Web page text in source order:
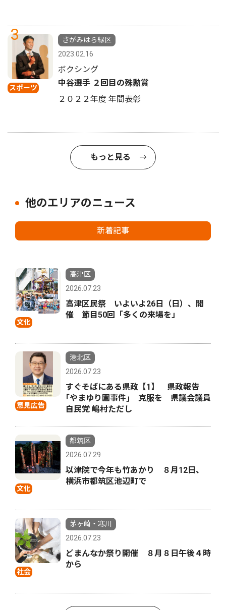
3
スポーツ
さがみはら緑区
2023.02.16
ボクシング
中谷選手 ２回目の殊勲賞
２０２２年度 年間表彰
もっと見る
他のエリアのニュース
新着記事
文化
高津区
2026.07.23
高津区民祭 いよいよ26日（日）、開
催 節目50回「多くの来場を」
意見広告
港北区
2026.07.23
すぐそばにある県政【1】 県政報告
｢やまゆり園事件｣ 克服を 県議会議員
自民党 嶋村ただし
文化
都筑区
2026.07.29
以津院で今年も竹あかり ８月12日、
横浜市都筑区池辺町で
社会
茅ヶ崎・寒川
2026.07.23
どまんなか祭り開催 ８月８日午後４時
から